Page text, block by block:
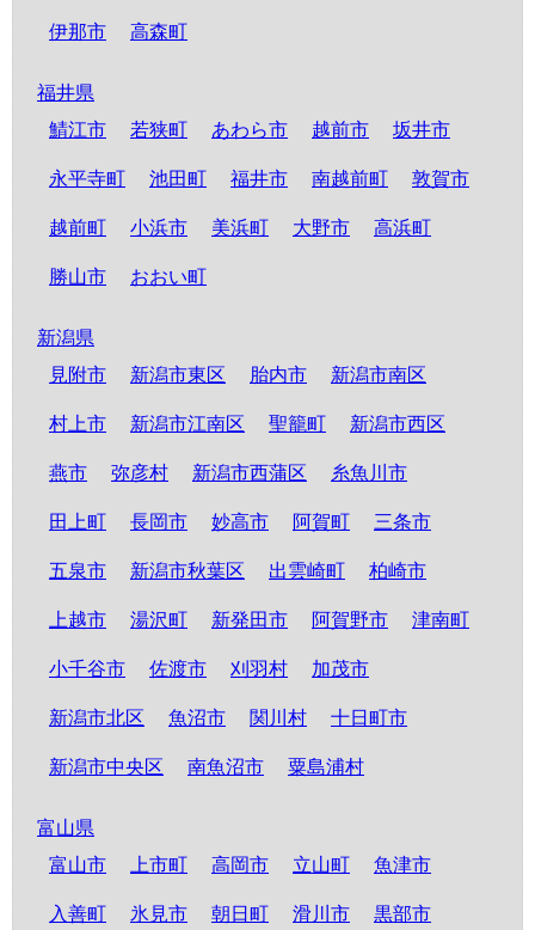
伊那市 高森町
福井県
鯖江市
若狭町 あわら市 越前市 坂井市
永平寺町 池田町 福井市 南越前町 敦賀市
越前町 小浜市 美浜町 大野市 高浜町
勝山市 おおい町
新潟県
見附市
新潟市東区 胎内市 新潟市南区
村上市 新潟市江南区 聖籠町 新潟市西区
燕市 弥彦村 新潟市西蒲区 糸魚川市
田上町 長岡市 妙高市 阿賀町 三条市
五泉市 新潟市秋葉区 出雲崎町 柏崎市
上越市 湯沢町 新発田市 阿賀野市 津南町
小千谷市 佐渡市 刈羽村 加茂市
新潟市北区 魚沼市 関川村 十日町市
新潟市中央区 南魚沼市 粟島浦村
富山県
富山市
上市町 高岡市 立山町 魚津市
入善町 氷見市 朝日町 滑川市 黒部市